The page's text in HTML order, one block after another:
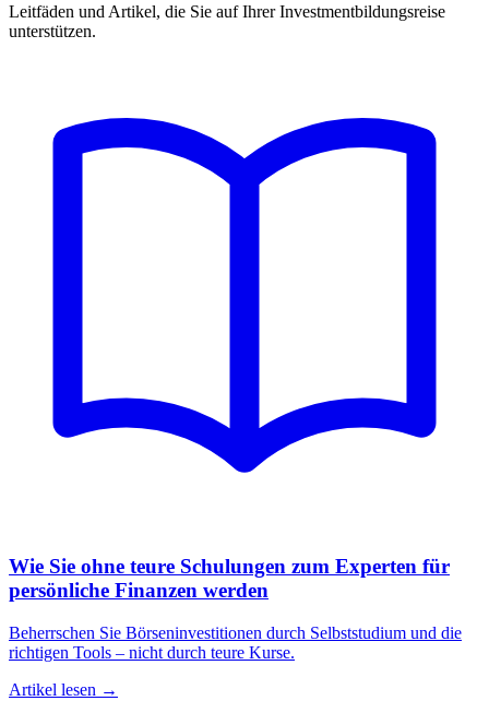
Leitfäden und Artikel, die Sie auf Ihrer Investmentbildungsreise
unterstützen.
Wie Sie ohne teure Schulungen zum Experten für
persönliche Finanzen werden
Beherrschen Sie Börseninvestitionen durch Selbststudium und die
richtigen Tools – nicht durch teure Kurse.
Artikel lesen →